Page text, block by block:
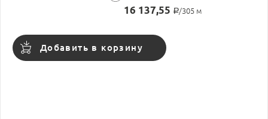
16 137,55 Р/305 м
Добавить в корзину